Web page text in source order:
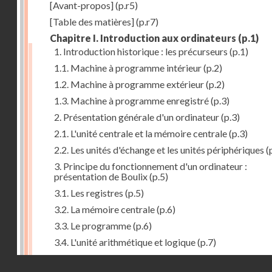
[Avant-propos](p.r5)
[Table des matières](p.r7)
Chapitre I. Introduction aux ordinateurs (p.1)
1. Introduction historique : les précurseurs (p.1)
1.1. Machine à programme intérieur(p.2)
1.2. Machine à programme extérieur(p.2)
1.3. Machine à programme enregistré(p.3)
2. Présentation générale d'un ordinateur(p.3)
2.1. L'unité centrale et la mémoire centrale(p.3)
2.2. Les unités d'échange et les unités périphériques
3. Principe du fonctionnement d'un ordinateur :
présentation de Boulix(p.5)
3.1. Les registres (p.5)
3.2. La mémoire centrale(p.6)
3.3. Le programme(p.6)
3.4. L'unité arithmétique et logique(p.7)
3.5. L'unité de contrôle(p.8)